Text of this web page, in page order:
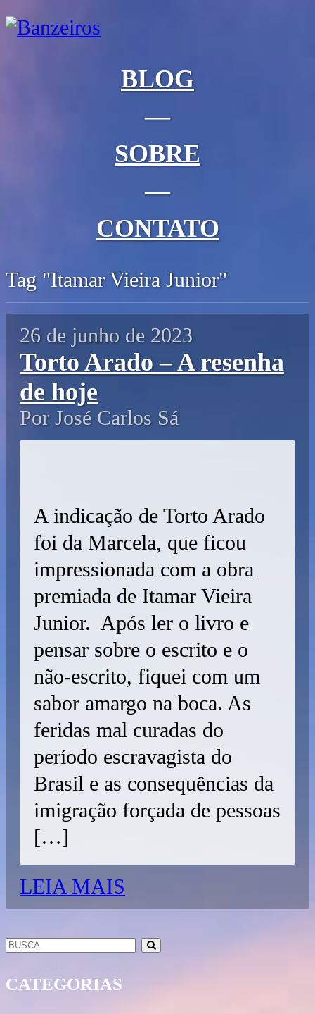
BLOG
—
SOBRE
—
CONTATO
Tag "Itamar Vieira Junior"
26 de junho de 2023
Torto Arado – A resenha
de hoje
Por José Carlos Sá
A indicação de Torto Arado
foi da Marcela, que ficou
impressionada com a obra
premiada de Itamar Vieira
Junior. Após ler o livro e
pensar sobre o escrito e o
não-escrito, fiquei com um
sabor amargo na boca. As
feridas mal curadas do
período escravagista do
Brasil e as consequências da
imigração forçada de pessoas
[…]
LEIA MAIS
CATEGORIAS